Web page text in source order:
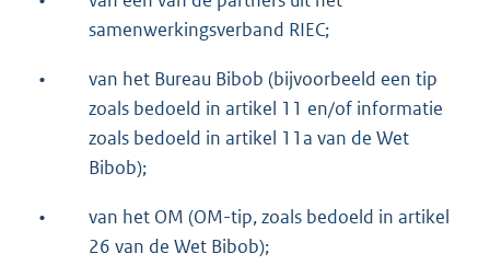
samenwerkingsverband RIEC;
•
van het Bureau Bibob (bijvoorbeeld een tip
zoals bedoeld in artikel 11 en/of informatie
zoals bedoeld in artikel 11a van de Wet
Bibob);
•
van het OM (OM-tip, zoals bedoeld in artikel
26 van de Wet Bibob);